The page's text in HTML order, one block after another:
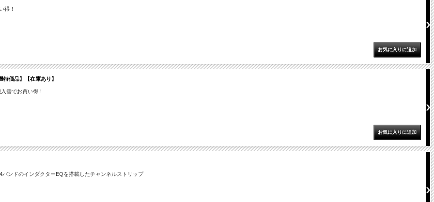
得！
価品】【在庫あり】
替でお買い得！
ンドのインダクターEQを搭載したチャンネルストリップ